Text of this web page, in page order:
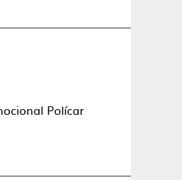
Polícar